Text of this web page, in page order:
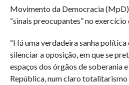
Movimento da Democracia
“sinais preocupantes” no
“Há uma verdadeira sanha política
silenciar a oposição, em que se
espaços dos órgãos de soberania
República, num claro totalitarismo